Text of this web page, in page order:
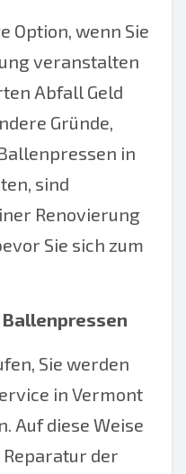
Option, wenn Sie
veranstalten
Abfall Geld
Gründe,
in
sind
Renovierung
Sie sich zum
Sie werden
in Vermont
Auf diese Weise
Reparatur der